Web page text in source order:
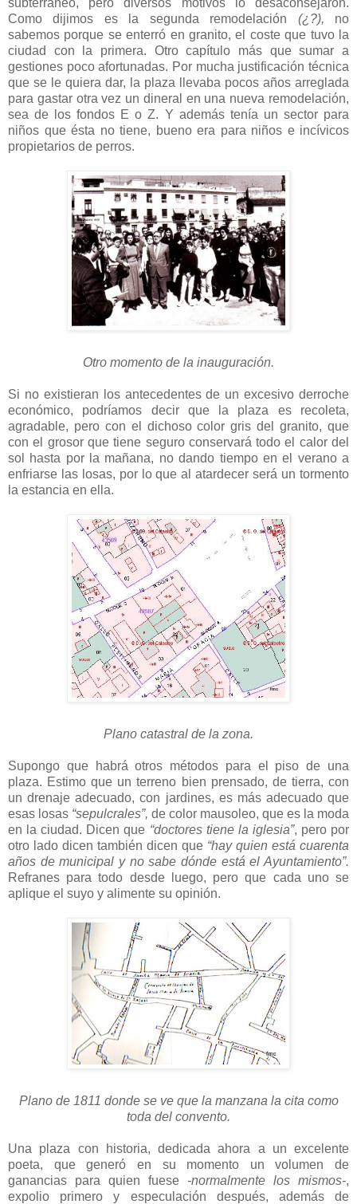
Como dijimos es la segunda remodelación (¿?), no
sabemos porque se enterró en granito, el coste que tuvo la
ciudad con la primera. Otro capítulo más que sumar a
gestiones poco afortunadas. Por mucha justificación técnica
que se le quiera dar, la plaza llevaba pocos años arreglada
para gastar otra vez un dineral en una nueva remodelación,
sea de los fondos E o Z. Y además tenía un sector para
niños que ésta no tiene, bueno era para niños e incívicos
propietarios de perros.
Otro momento de la inauguración.
Si no existieran los antecedentes de un excesivo derroche
económico, podríamos decir que la plaza es recoleta,
agradable, pero con el dichoso color gris del granito, que
con el grosor que tiene seguro conservará todo el calor del
sol hasta por la mañana, no dando tiempo en el verano a
enfriarse las losas, por lo que al atardecer será un tormento
la estancia en ella.
Plano catastral de la zona.
Supongo que habrá otros métodos para el piso de una
plaza. Estimo que un terreno bien prensado, de tierra, con
un drenaje adecuado, con jardines, es más adecuado que
esas losas “sepulcrales”, de color mausoleo, que es la moda
en la ciudad. Dicen que “doctores tiene la iglesia”, pero por
otro lado dicen también dicen que “hay quien está cuarenta
años de municipal y no sabe dónde está el Ayuntamiento”.
Refranes para todo desde luego, pero que cada uno se
aplique el suyo y alimente su opinión.
Plano de 1811 donde se ve que la manzana la cita como
toda del convento.
Una plaza con historia, dedicada ahora a un excelente
poeta, que generó en su momento un volumen de
ganancias para quien fuese -normalmente los mismos-,
expolio primero y especulación después, además de